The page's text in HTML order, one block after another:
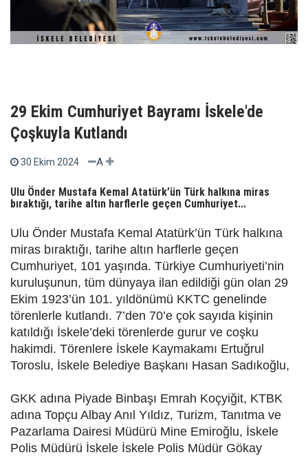
29 Ekim Cumhuriyet Bayramı İskele'de
Çoşkuyla Kutlandı
30 Ekim 2024 A
Ulu Önder Mustafa Kemal Atatürk’ün Türk halkına miras
bıraktığı, tarihe altın harflerle geçen Cumhuriyet...
Ulu Önder Mustafa Kemal Atatürk’ün Türk halkına
miras bıraktığı, tarihe altın harflerle geçen
Cumhuriyet, 101 yaşında. Türkiye Cumhuriyeti’nin
kuruluşunun, tüm dünyaya ilan edildiği gün olan 29
Ekim 1923’ün 101. yıldönümü KKTC genelinde
törenlerle kutlandı. 7’den 70’e çok sayıda kişinin
katıldığı İskele’deki törenlerde gurur ve coşku
hakimdi. Törenlere İskele Kaymakamı Ertuğrul
Toroslu, İskele Belediye Başkanı Hasan Sadıkoğlu,
GKK adına Piyade Binbaşı Emrah Koçyiğit, KTBK
adına Topçu Albay Anıl Yıldız, Turizm, Tanıtma ve
Pazarlama Dairesi Müdürü Mine Emiroğlu, İskele
Polis Müdürü İskele İskele Polis Müdür Gökay